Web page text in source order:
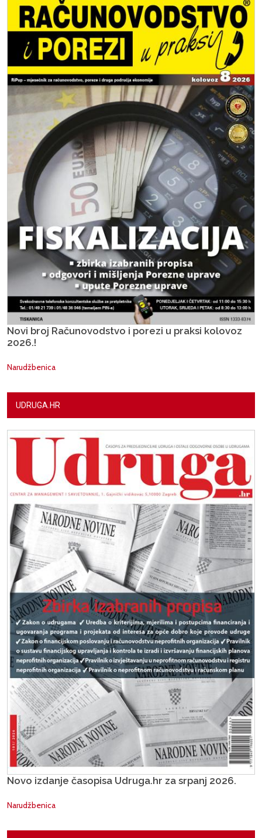
Novi broj Računovodstvo i porezi u praksi kolovoz
2026.!
Narudžbenica
UDRUGA.HR
Novo izdanje časopisa Udruga.hr za srpanj 2026.
Narudžbenica